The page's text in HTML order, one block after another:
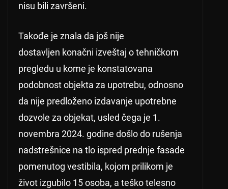
nisu bili završeni.
Takođe je znala da još nije
dostavljen konačni izveštaj o tehničkom
pregledu u kome je konstatovana
podobnost objekta za upotrebu, odnosno
da nije predloženo izdavanje upotrebne
dozvole za objekat, usled čega je 1.
novembra 2024. godine došlo do rušenja
nadstrešnice na tlo ispred prednje fasade
pomenutog vestibila, kojom prilikom je
život izgubilo 15 osoba, a teško telesno